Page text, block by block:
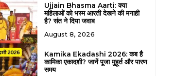
Ujjain Bhasma Aarti: क्या
महिलाओं को भस्म आरती देखने की मनाही
है? संत ने दिया जवाब
August 8, 2026
Kamika Ekadashi 2026: कब है
कामिका एकादशी? जानें पूजा मुहूर्त और पारण
समय